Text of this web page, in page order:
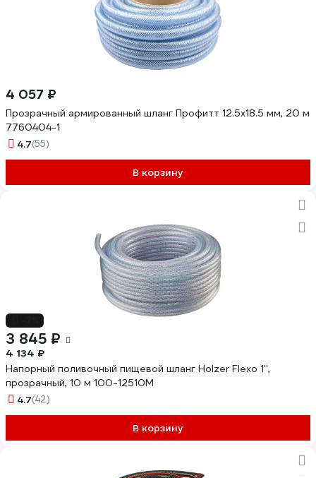
4 057 ₽
Прозрачный армированный шланг Профитт 12.5х18.5 мм, 20 м
7760404-1
4.7(55)
В корзину
3 845 ₽
4 134 ₽
Напорный поливочный пищевой шланг Holzer Flexo 1'',
прозрачный, 10 м 100-12510M
4.7(42)
В корзину